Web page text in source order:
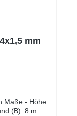
mm
Maße:- Höhe
(B): 8 mm-